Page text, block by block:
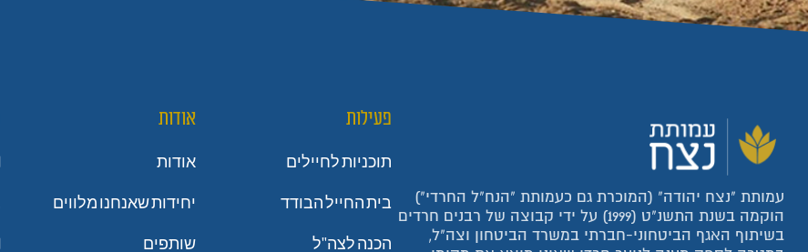
עמותת "נצח יהודה" (המוכרת גם כעמותת "הנח"ל החרדי")
הוקמה בשנת התשנ"ט (1999) על ידי קבוצה של רבנים חרדים
בשיתוף האגף הביטחוני-חברתי במשרד הביטחון וצה"ל,
פעילות
תוכניות לחיילים
בית החייל הבודד
הכנה לצה"ל
אודות
אודות
יחידות שאנחנו מלווים
שותפים